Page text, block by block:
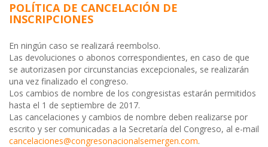
POLÍTICA DE CANCELACIÓN DE
INSCRIPCIONES
En ningún caso se realizará reembolso.
Las devoluciones o abonos correspondientes, en caso de que
se autorizasen por circunstancias excepcionales, se realizarán
una vez finalizado el congreso.
Los cambios de nombre de los congresistas estarán permitidos
hasta el 1 de septiembre de 2017.
Las cancelaciones y cambios de nombre deben realizarse por
escrito y ser comunicadas a la Secretaría del Congreso, al e-mail
cancelaciones@congresonacionalsemergen.com.